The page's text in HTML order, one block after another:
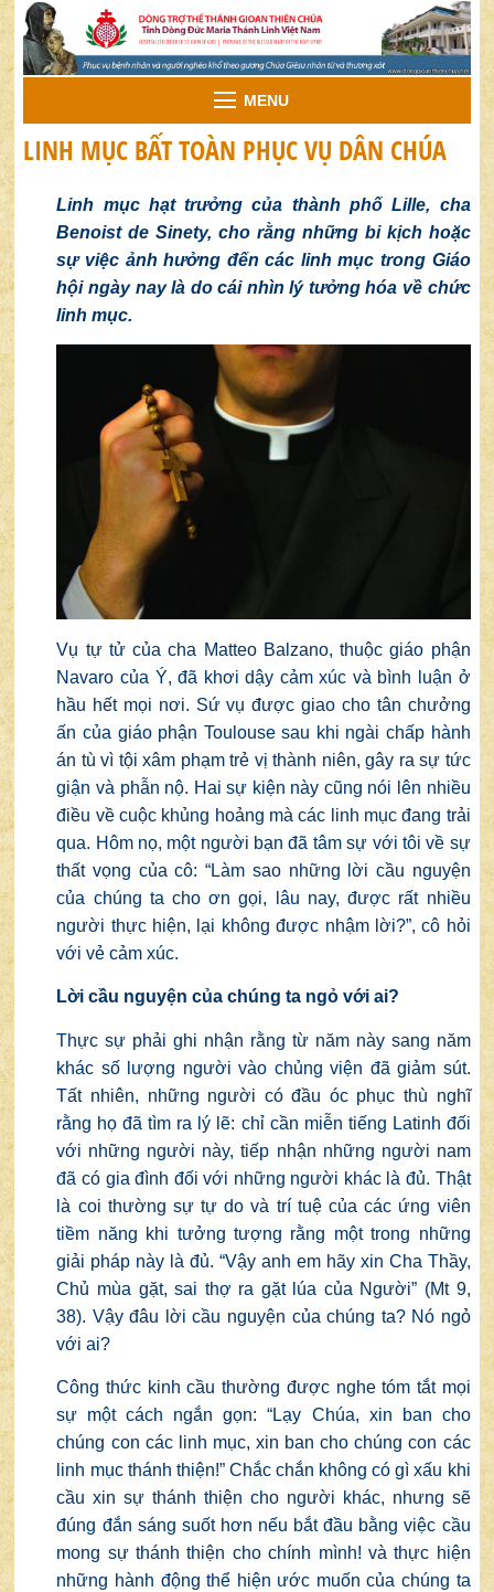
MENU
LINH MỤC BẤT TOÀN PHỤC VỤ DÂN CHÚA
Linh mục hạttrưởng của thành phố Lille, cha
Benoist de Sinety, cho rằng những bi kịch hoặc
sự việc ảnh hưởng đến các linh mục trong Giáo
hội ngày nay là docái nhìn lý tưởng hóa về chức
linh mục.
Vụ tự tử của cha Matteo Balzano, thuộc giáo phận
Navaro của Ý, đã khơi dậy cảm xúc và bình luận ở
hầu hết mọi nơi. Sứ vụ được giao cho tân chưởng
ấn của giáo phận Toulouse sau khi ngài chấp hành
án tù vì tội xâm phạm trẻ vị thành niên, gây ra sự tức
giận và phẫn nộ. Hai sự kiện này cũng nói lên nhiều
điều về cuộc khủng hoảng mà các linh mục đang trải
qua. Hôm nọ, một người bạn đã tâm sự với tôi về sự
thất vọng của cô: “Làm sao những lời cầu nguyện
của chúng ta cho ơn gọi, lâu nay, được rất nhiều
người thực hiện, lại không được nhậm lời?”, cô hỏi
với vẻ cảm xúc.
Lời cầu nguyện của chúng ta ngỏ với ai?
Thực sự phải ghi nhận rằng từ năm này sang năm
khác số lượng người vào chủng viện đã giảm sút.
Tất nhiên, những người có đầu óc phục thù nghĩ
rằng họ đã tìm ra lý lẽ: chỉ cần miễn tiếng Latinh đối
với những người này, tiếp nhận những người nam
đã có gia đình đối với những người khác là đủ. Thật
là coi thường sự tự do và trí tuệ của các ứng viên
tiềm năng khi tưởng tượng rằng một trong những
giải pháp này là đủ. “Vậy anh em hãy xin Cha Thầy,
Chủ mùa gặt, sai thợ ra gặt lúa của Người” (Mt 9,
38). Vậy đâu lời cầu nguyện của chúng ta? Nó ngỏ
với ai?
Công thức kinh cầu thường được nghe tóm tắt mọi
sự một cách ngắn gọn: “Lạy Chúa, xin ban cho
chúng con các linh mục, xin ban cho chúng con các
linh mục thánh thiện!” Chắc chắn không có gì xấu khi
cầu xin sự thánh thiện cho người khác, nhưng sẽ
đúng đắn sáng suốt hơn nếu bắt đầu bằng việc cầu
mong sự thánh thiện cho chính mình! và thực hiện
những hành động thể hiện ước muốn của chúng ta